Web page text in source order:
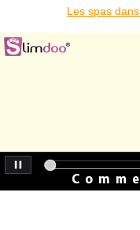
Les spas